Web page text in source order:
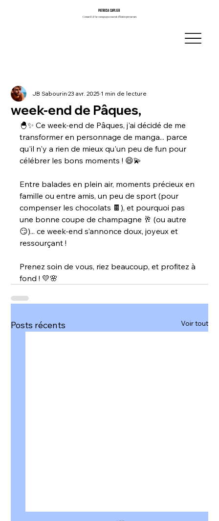
PATRICIA CAPLIER
PATRICIA CAPLIER
Conseil & Accompagnement d’Entrepreneurs
Conseil & Accompagnement d’Entrepreneurs
week-end de Pâques,
JB Sabourin23 avr. 20251 min de lecture
🐣✨ Ce week-end de Pâques, j'ai décidé de me
transformer en personnage de manga... parce
qu'il n'y a rien de mieux qu'un peu de fun pour
célébrer les bons moments ! 😄💫
Entre balades en plein air, moments précieux en
famille ou entre amis, un peu de sport (pour
compenser les chocolats 🍫), et pourquoi pas
une bonne coupe de champagne 🥂 (ou autre
😏)... ce week-end s’annonce doux, joyeux et
ressourçant !
Prenez soin de vous, riez beaucoup, et profitez à
fond ! 💛🌸
Posts récents Voir tout